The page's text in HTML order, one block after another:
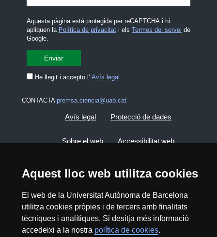
Aquest lloc web utilitza cookies
El web de la Universitat Autònoma de Barcelona
utilitza cookies pròpies i de tercers amb finalitats
tècniques i analítiques. Si desitja més informació
accedeixi a la nostra política de cookies.
Aquesta pàgina està protegida per reCAPTCHA i hi
apliquen la Política de privacitati els Termes del servei de
Google.
He llegit i accepto l' Avís legal
CONTACTA premsa.ciencia@uab.cat
Avís legal Protecció de dades
Sobre el web Accessibilitat web
2026 Divulga UAB - Creative Commons
Reconeixement - No Comercial (CC BY NC) -
ISSN: 2014-6388
View low-bandwidth version